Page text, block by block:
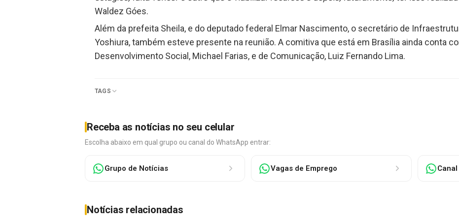
Waldez Góes.
Além da prefeita Sheila, e do deputado federal Elmar Nascimento, o secretário de
Yoshiura, também esteve presente na reunião. A comitiva que está em Brasília ainda conta
Desenvolvimento Social, Michael Farias, e de Comunicação, Luiz Fernando Lima.
TAGS
Receba as notícias no seu celular
Escolha abaixo em qual grupo ou canal do WhatsApp entrar:
Grupo de Notícias Vagas de Emprego
Notícias relacionadas